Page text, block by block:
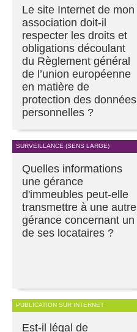
Le site Internet de mon
association doit-il
respecter les droits et
obligations découlant
du Règlement général
de l’union européenne
en matière de
protection des données
personnelles ?
SURVEILLANCE (SENS LARGE)
Quelles informations
une gérance
d'immeubles peut-elle
transmettre à une autre
gérance concernant un
de ses locataires ?
PUBLICATION SUR INTERNET
Est-il légal de